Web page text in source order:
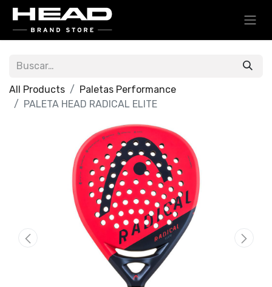
All Products
Paletas Performance
PALETA HEAD RADICAL ELITE